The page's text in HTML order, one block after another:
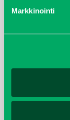
Markkinointi
huhtikuu
helmikuu